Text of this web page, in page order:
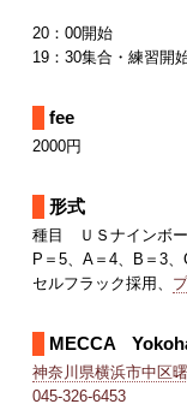
20：00開始
19：30集合・練習開
fee
2000円
形式
種目 ＵＳナインボ
P＝5、A＝4、B＝3
セルフラック採用、
MECCA
神奈川県横浜市中区
045-326-6453